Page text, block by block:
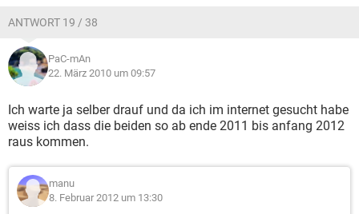
ANTWORT 19 / 38
PaC-mAn
22. März 2010 um 09:57
Ich warte ja selber drauf und da ich im internet gesucht habe
weiss ich dass die beiden so ab ende 2011 bis anfang 2012
raus kommen.
manu
8. Februar 2012 um 13:30